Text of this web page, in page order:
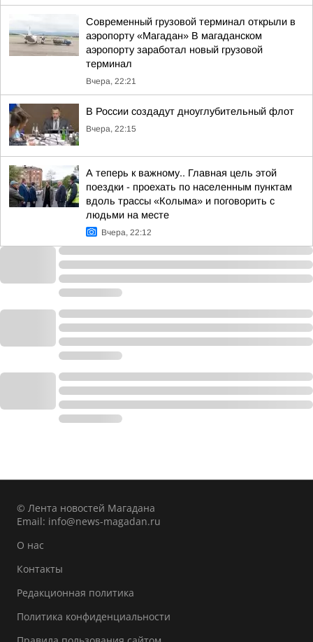
Современный грузовой терминал открыли в
аэропорту «Магадан» В магаданском
аэропорту заработал новый грузовой
терминал
Вчера, 22:21
В России создадут дноуглубительный флот
Вчера, 22:15
А теперь к важному.. Главная цель этой
поездки - проехать по населенным пунктам
вдоль трассы «Колыма» и поговорить с
людьми на месте
Вчера, 22:12
© Лента новостей Магадана
Email: info@news-magadan.ru
О нас
Контакты
Редакционная политика
Политика конфиденциальности